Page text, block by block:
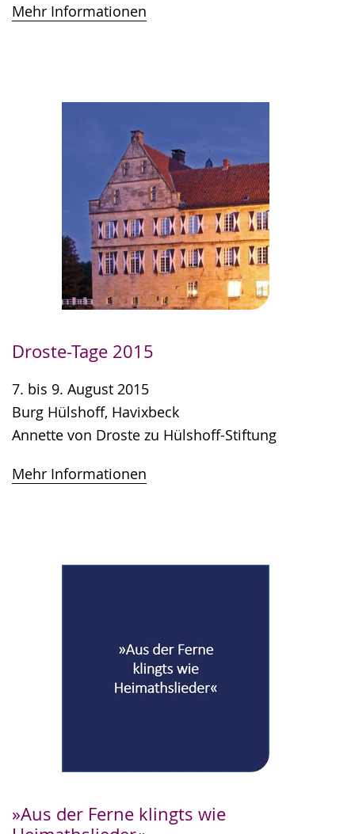
Mehr Informationen
Droste-Tage 2015
7. bis 9. August 2015
Burg Hülshoff, Havixbeck
Annette von Droste zu Hülshoff-Stiftung
Mehr Informationen
»Aus der Ferne klingts wie